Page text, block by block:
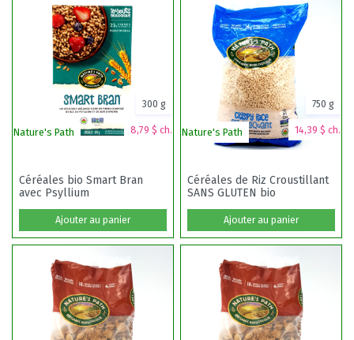
Nature's Path 8,79 $ ch.
300 g
Céréales bio Smart Bran
avec Psyllium
Ajouter au panier
Nature's Path 14,39 $ ch.
750 g
Céréales de Riz Croustillant
SANS GLUTEN bio
Ajouter au panier